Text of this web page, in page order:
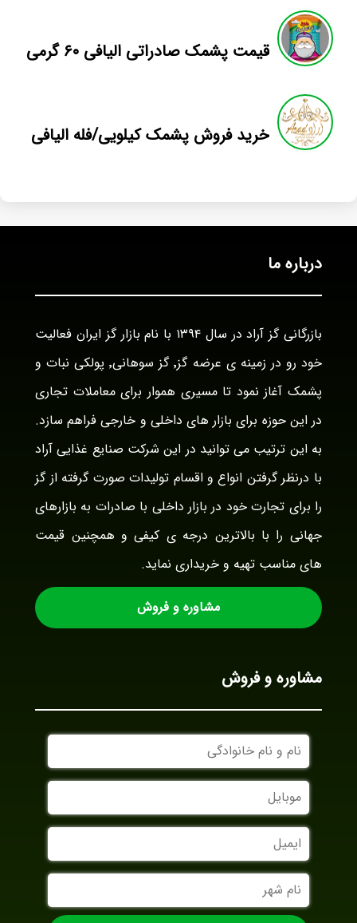
قیمت پشمک صادراتی الیافی ۶۰ گرمی
خرید فروش پشمک کیلویی/فله الیافی
درباره ما
بازرگانی گز آراد در سال ۱۳۹۴ با نام بازار گز ایران فعالیت
خود رو در زمینه ی عرضه گز٬ گز سوهانی٬ پولکی نبات و
پشمک آغاز نمود تا مسیری هموار برای معاملات تجاری
در این حوزه برای بازار های داخلی و خارجی فراهم سازد.
به این ترتیب می توانید در این شرکت صنایع غذایی آراد
با درنظر گرفتن انواع و اقسام تولیدات صورت گرفته از گز
را برای تجارت خود در بازار داخلی با صادرات به بازارهای
جهانی را با بالاترین درجه ی کیفی و همچنین قیمت
های مناسب تهیه و خریداری نماید.
مشاوره و فروش
مشاوره و فروش
نام
و
نام
خانوادگی
موبایل
ایمیل
نام
شهر